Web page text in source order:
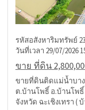
รหัสอสังหาริมทรัพย์
วันที่เวลา 29/07/2026
ขาย ที่ดิน
ขายที่ดินติดแม่น้ำบาง
ต.บ้านโพธิ์ อ.บ้านโพธิ์
จังหวัด ฉะเชิงเทรา (